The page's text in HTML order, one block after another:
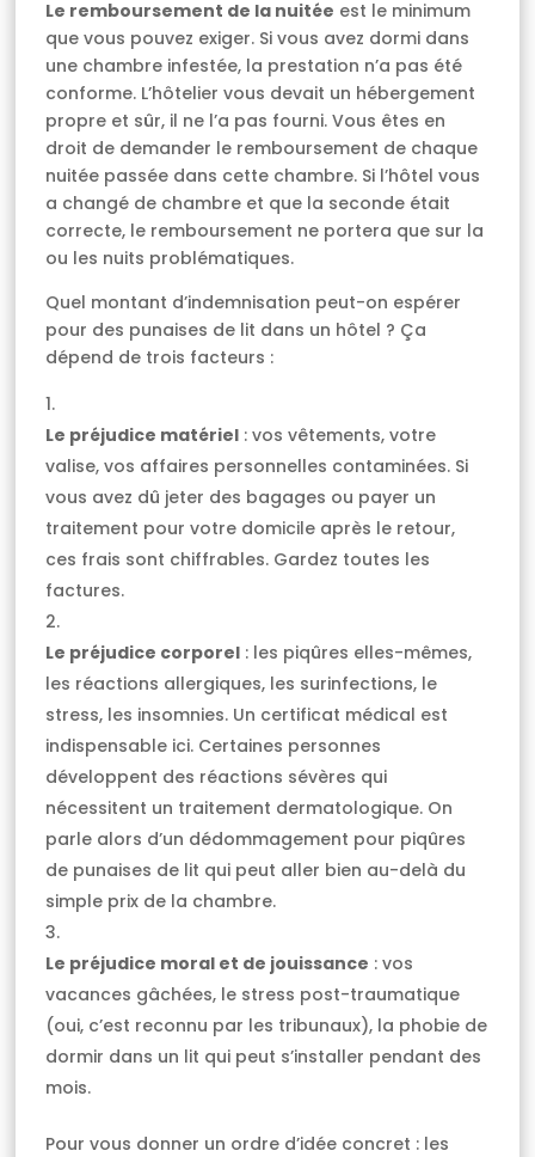
Le remboursement de la nuitée est le minimum
que vous pouvez exiger. Si vous avez dormi dans
une chambre infestée, la prestation n’a pas été
conforme. L’hôtelier vous devait un hébergement
propre et sûr, il ne l’a pas fourni. Vous êtes en
droit de demander le remboursement de chaque
nuitée passée dans cette chambre. Si l’hôtel vous
a changé de chambre et que la seconde était
correcte, le remboursement ne portera que sur la
ou les nuits problématiques.
Quel montant d’indemnisation peut-on espérer
pour des punaises de lit dans un hôtel ? Ça
dépend de trois facteurs :
Le préjudice matériel : vos vêtements, votre
valise, vos affaires personnelles contaminées. Si
vous avez dû jeter des bagages ou payer un
traitement pour votre domicile après le retour,
ces frais sont chiffrables. Gardez toutes les
factures.
Le préjudice corporel : les piqûres elles-mêmes,
les réactions allergiques, les surinfections, le
stress, les insomnies. Un certificat médical est
indispensable ici. Certaines personnes
développent des réactions sévères qui
nécessitent un traitement dermatologique. On
parle alors d’un dédommagement pour piqûres
de punaises de lit qui peut aller bien au-delà du
simple prix de la chambre.
Le préjudice moral et de jouissance : vos
vacances gâchées, le stress post-traumatique
(oui, c’est reconnu par les tribunaux), la phobie de
dormir dans un lit qui peut s’installer pendant des
mois.
Pour vous donner un ordre d’idée concret : les